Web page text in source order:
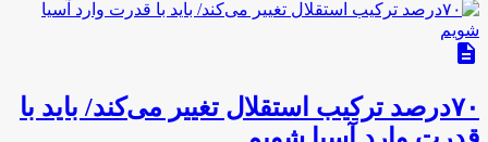
description
۷۰درصد ترکیب استقلال تغییر می‌کند/ باید با